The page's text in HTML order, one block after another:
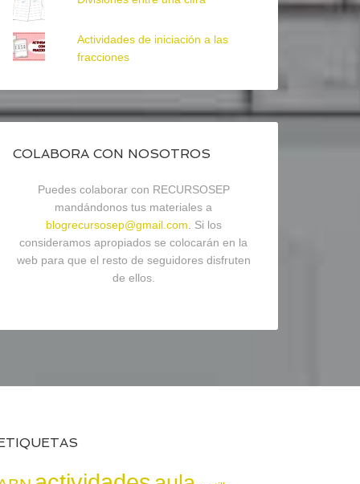
Actividades de iniciación a las
fracciones
COLABORA CON NOSOTROS
Puedes colaborar con RECURSOSEP
mandándonos tus materiales a
blogrecursosep@gmail.com . Si los
consideramos apropiados se colocarán en la
web para que el resto de seguidores disfruten
de ellos.